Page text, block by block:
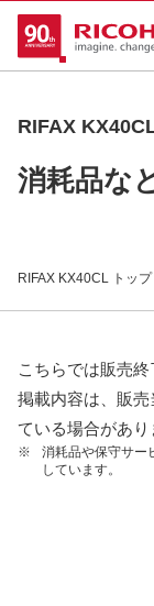
RIFAX
消耗品な
RIFAX KX40CL トップ
こちらでは販売
掲載内容は、販
ている場合があり
※
消耗品や保守サー
しています。